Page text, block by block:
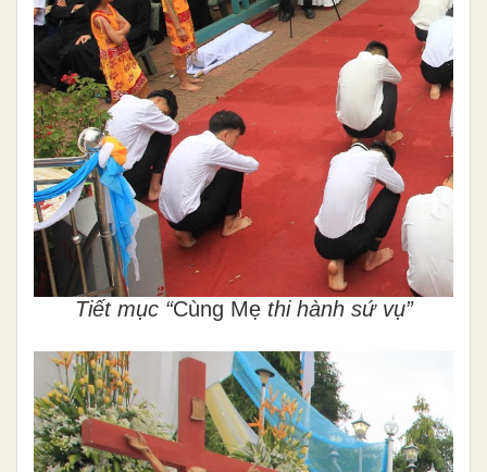
Tiết mục “Cùng Mẹthi hành sứ vụ”